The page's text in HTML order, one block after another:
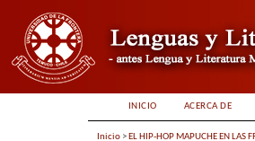
INICIO ACERCA DE
Inicio > EL HIP-HOP MAPUCHE EN LAS